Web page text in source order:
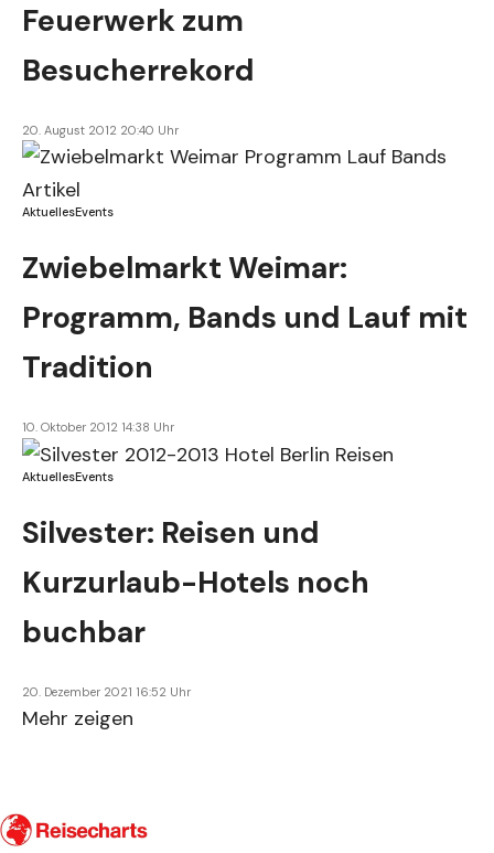
Feuerwerk zum
Besucherrekord
20. August 2012 20:40 Uhr
AktuellesEvents
Zwiebelmarkt Weimar:
Programm, Bands und Lauf mit
Tradition
10. Oktober 2012 14:38 Uhr
AktuellesEvents
Silvester: Reisen und
Kurzurlaub-Hotels noch
buchbar
20. Dezember 2021 16:52 Uhr
Mehr zeigen